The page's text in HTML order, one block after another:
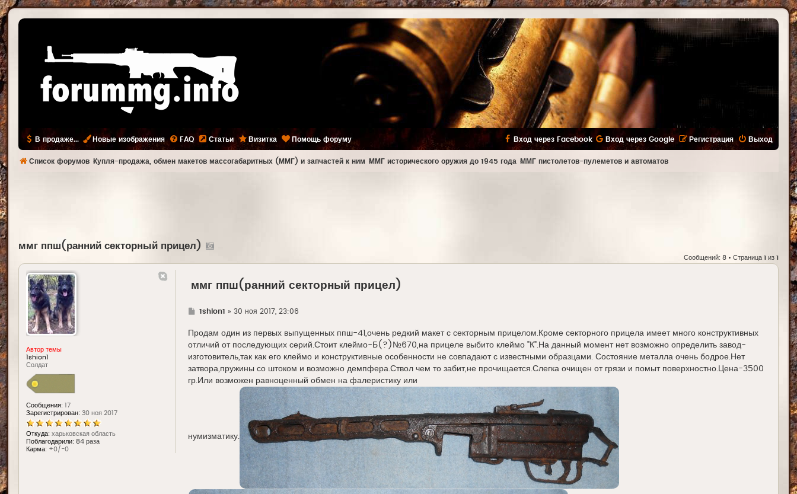
В продаже... Новые изображения FAQ Статьи Визитка Помощь форуму Выход
Регистрация
Вход через Facebook Вход через Google
Список форумов Купля-продажа, обмен макетов массогабаритных (ММГ) и запчастей к ним ММГ исторического оружия до 1945 года ММГ пистолетов-пулеметов и автоматов
ммг ппш(ранний секторный прицел)
Сообщений: 8 • Страница 1 из 1
Автор темы
1shion1
Солдат
Сообщения: 17
Зарегистрирован: 30 ноя 2017
Откуда: харьковская область
Поблагодарили: 84 раза
Карма: +0/-0
ммг ппш(ранний секторный прицел)
Г1shion1 » 30 ноя 2017, 23:06
Продам один из первых выпущенных ппш-41,очень редкий макет с секторным прицелом.Кроме секторного прицела имеет много конструктивных
отличий от последующих серий.Стоит клеймо-Б(?)№670,на прицеле выбито клеймо "К".На данный момент нет возможно определить завод-
изготовитель,так как его клеймо и конструктивные особенности не совпадают с известными образцами. Состояние металла очень бодрое.Нет
затвора,пружины со штоком и возможно демпфера.Ствол чем то забит,не прочищается.Слегка очищен от грязи и помыт поверхностно.Цена-3500
гр.Или возможен равноценный обмен на фалеристику или
нумизматику.